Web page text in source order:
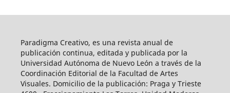
Paradigma Creativo, es una revista anual de
publicación continua, editada y publicada por la
Universidad Autónoma de Nuevo León a través de la
Coordinación Editorial de la Facultad de Artes
Visuales. Domicilio de la publicación: Praga y Trieste